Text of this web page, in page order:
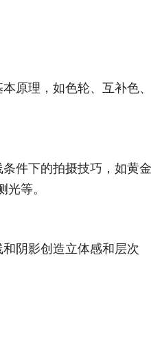
原理，如色轮、互补色、
件下的拍摄技巧，如黄金
等。
阴影创造立体感和层次